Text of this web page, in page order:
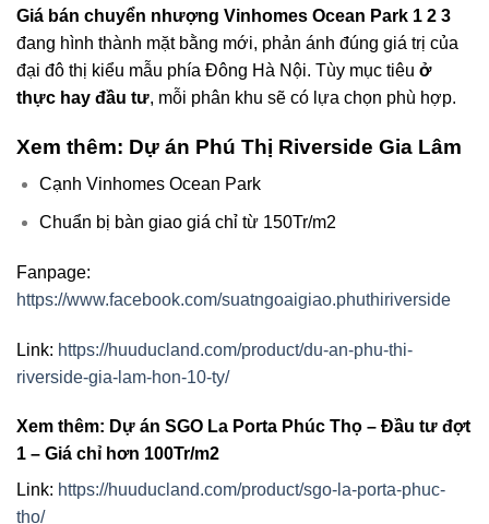
Giá bán chuyển nhượng Vinhomes Ocean Park 1 2 3
đang hình thành mặt bằng mới, phản ánh đúng giá trị của
đại đô thị kiểu mẫu phía Đông Hà Nội. Tùy mục tiêu ở
thực hay đầu tư, mỗi phân khu sẽ có lựa chọn phù hợp.
Xem thêm: Dự án Phú Thị Riverside Gia Lâm
Cạnh Vinhomes Ocean Park
Chuẩn bị bàn giao giá chỉ từ 150Tr/m2
Fanpage:
https://www.facebook.com/suatngoaigiao.phuthiriverside
Link: https://huuducland.com/product/du-an-phu-thi-
riverside-gia-lam-hon-10-ty/
Xem thêm: Dự án SGO La Porta Phúc Thọ – Đầu tư đợt
1 – Giá chỉ hơn 100Tr/m2
Link: https://huuducland.com/product/sgo-la-porta-phuc-
tho/